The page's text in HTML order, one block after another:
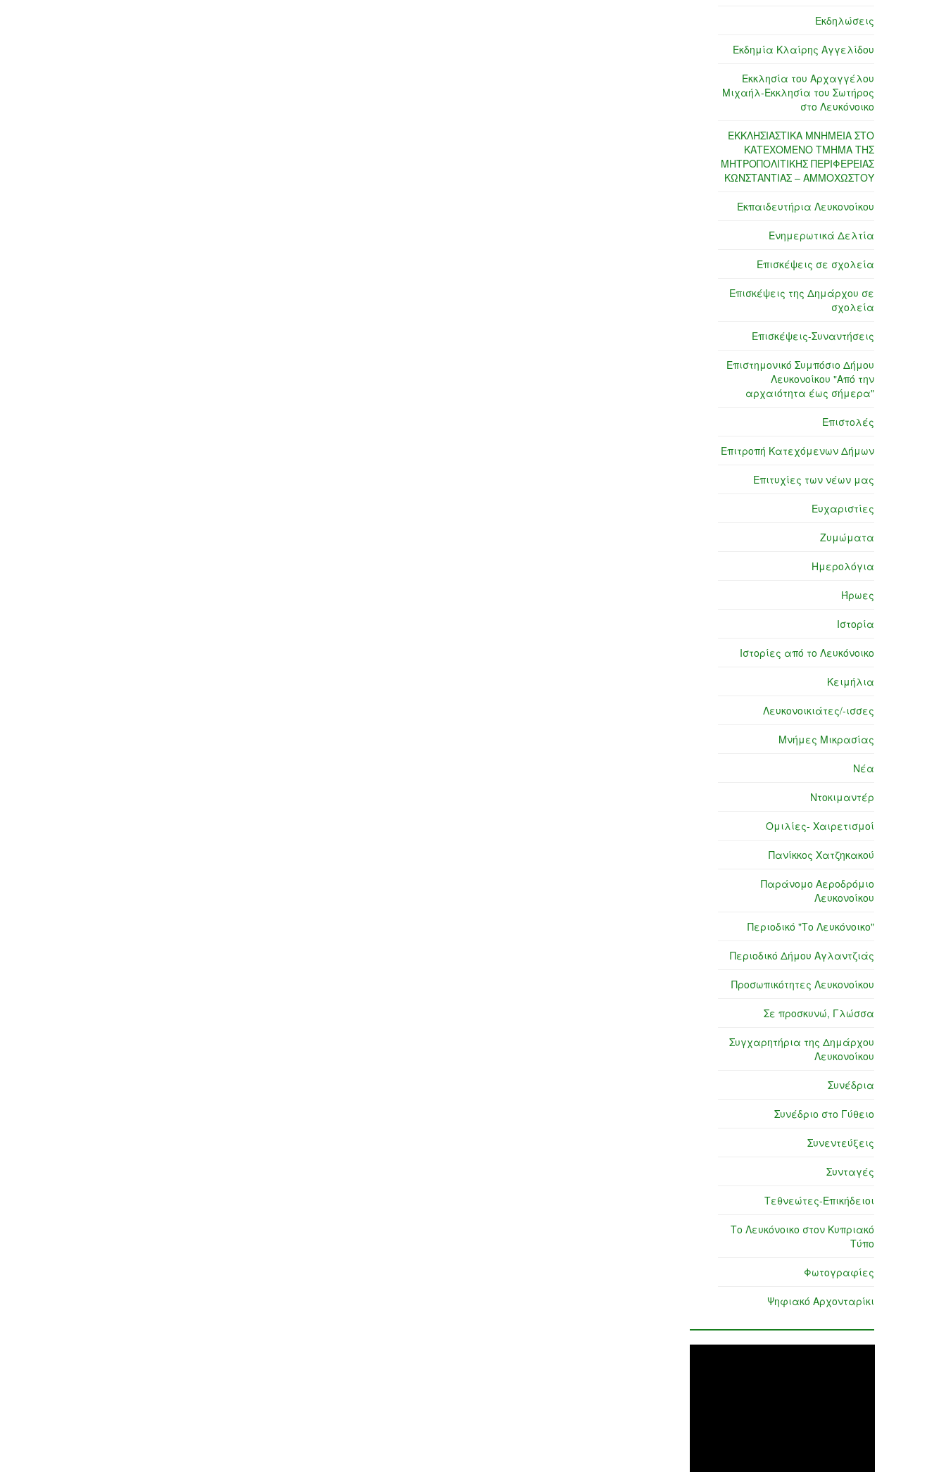
Εκδηλώσεις
Εκδημία Κλαίρης Αγγελίδου
Εκκλησία του Αρχαγγέλου
Μιχαήλ-Εκκλησία του Σωτήρος
στο Λευκόνοικο
ΕΚΚΛΗΣΙΑΣΤΙΚΑ ΜΝΗΜΕΙΑ ΣΤΟ
ΚΑΤΕΧΟΜΕΝΟ ΤΜΗΜΑ ΤΗΣ
ΜΗΤΡΟΠΟΛΙΤΙΚΗΣ ΠΕΡΙΦΕΡΕΙΑΣ
ΚΩΝΣΤΑΝΤΙΑΣ – ΑΜΜΟΧΩΣΤΟΥ
Εκπαιδευτήρια Λευκονοίκου
Ενημερωτικά Δελτία
Επισκέψεις σε σχολεία
Επισκέψεις της Δημάρχου σε
σχολεία
Επισκέψεις-Συναντήσεις
Επιστημονικό Συμπόσιο Δήμου
Λευκονοίκου "Από την
αρχαιότητα έως σήμερα"
Επιστολές
Επιτροπή Κατεχόμενων Δήμων
Επιτυχίες των νέων μας
Ευχαριστίες
Ζυμώματα
Ημερολόγια
Ήρωες
Ιστορία
Ιστορίες από το Λευκόνοικο
Κειμήλια
Λευκονοικιάτες/-ισσες
Μνήμες Μικρασίας
Νέα
Ντοκιμαντέρ
Ομιλίες- Χαιρετισμοί
Πανίκκος Χατζηκακού
Παράνομο Αεροδρόμιο
Λευκονοίκου
Περιοδικό "Το Λευκόνοικο"
Περιοδικό Δήμου Αγλαντζιάς
Προσωπικότητες Λευκονοίκου
Σε προσκυνώ, Γλώσσα
Συγχαρητήρια της Δημάρχου
Λευκονοίκου
Συνέδρια
Συνέδριο στο Γύθειο
Συνεντεύξεις
Συνταγές
Τεθνεώτες-Επικήδειοι
Το Λευκόνοικο στον Κυπριακό
Τύπο
Φωτογραφίες
Ψηφιακό Αρχονταρίκι